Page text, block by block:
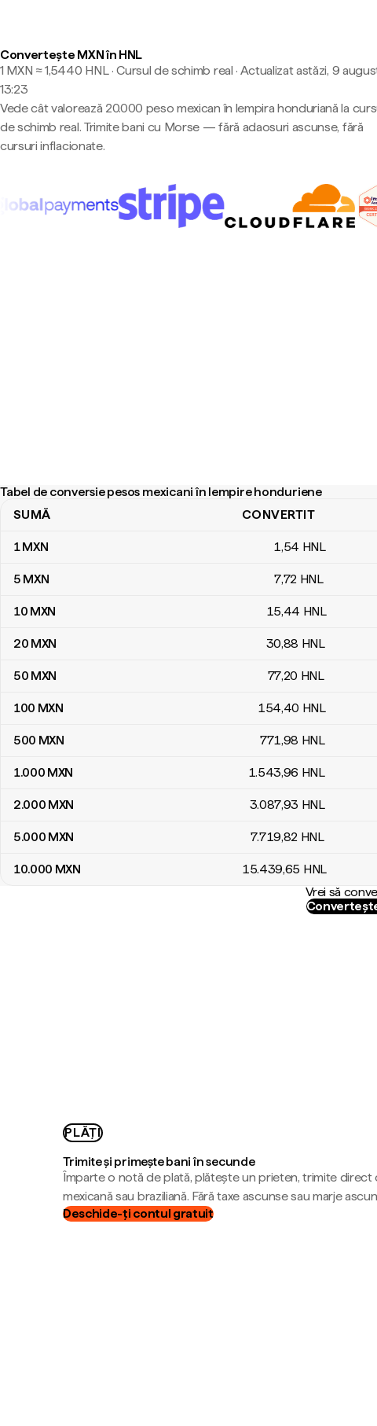
Convertește MXN în HNL
1 MXN ≈ 1,5440 HNL · Cursul de schimb real · Actualizat astăzi, 9
13:23
Vede cât valorează 20.000 peso mexican în lempira honduriană la
de schimb real. Trimite bani cu Morse — fără adaosuri ascunse, fără
cursuri inflacionate.
Tabel de conversie pesos mexicani în lempire honduriene
Tabel de conversie pesos mexicani în lempire honduriene
SUMĂ CONVERTIT
1MXN 1,54 HNL
5 MXN 7,72 HNL
10 MXN 15,44 HNL
20 MXN 30,88 HNL
50 MXN 77,20 HNL
100 MXN 154,40 HNL
500 MXN 771,98 HNL
1.000 MXN 1.543,96 HNL
2.000 MXN 3.087,93 HNL
5.000 MXN 7.719,82 HNL
10.000 MXN 15.439,65 HNL
Vrei să
PLĂȚI
Trimite și primește bani în secunde
Împarte o notă de plată, plătește un prieten, trimite direct
mexicană sau braziliană. Fără taxe ascunse sau marje
Deschide-ți contul gratuit